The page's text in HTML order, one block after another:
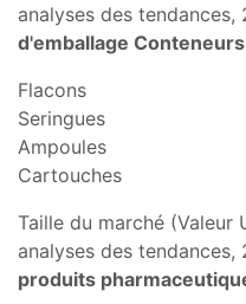
analyses des
d'emballage Conteneurs
Flacons
Seringues
Ampoules
Cartouches
Taille du marché (Valeur
analyses des
produits